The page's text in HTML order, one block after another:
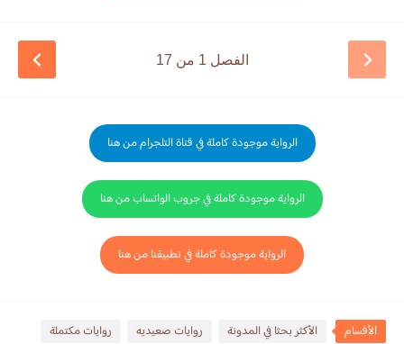
الفصل 1 من 17
الرواية موجودة كاملة في قناة التلجرام من هنا
الرواية موجودة كاملة في جروب الواتساب من هنا
الرواية موجودة كاملة في تطبيقنا من هنا
الأقسام الأكثر بحثا في المدونة روايات صعيديه روايات مكتملة